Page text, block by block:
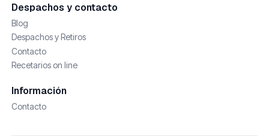
Despachos y contacto
Blog
Despachos y Retiros
Contacto
Recetarios on line
Información
Contacto